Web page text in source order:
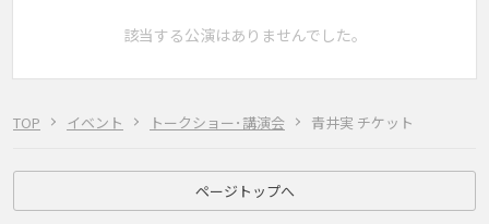
TOP イベント トークショー･講演会 青井実 チケット
該当する公演はありませんでした。
ページトップへ